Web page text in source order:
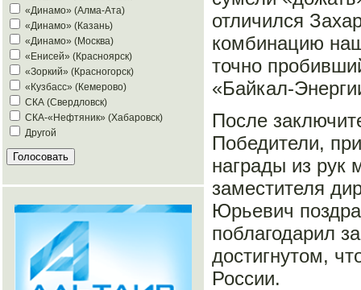
«Динамо» (Алма-Ата)
«Динамо» (Казань)
«Динамо» (Москва)
«Енисей» (Красноярск)
«Зоркий» (Красногорск)
«Кузбасс» (Кемерово)
СКА (Свердловск)
СКА-«Нефтяник» (Хабаровск)
Другой
отличился
комбинацию
точно
«Байкал-
После
Победители,
награды из рук
заместителя
Юрьевич
поблагодарил
достигнутом,
России.